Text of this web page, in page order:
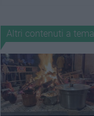
Altri contenuti a tema